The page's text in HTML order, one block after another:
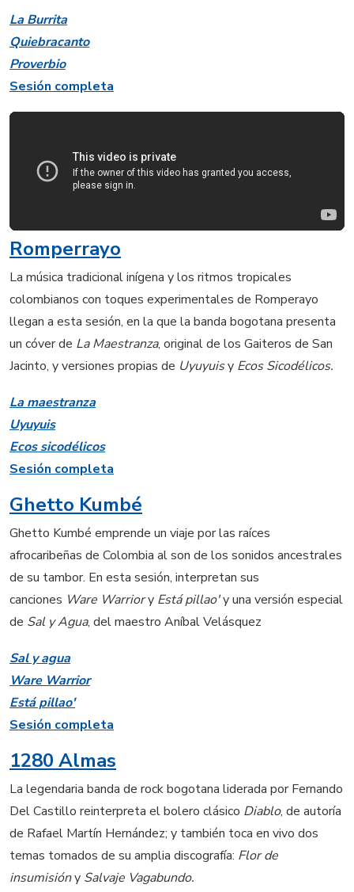
La Burrita
Quiebracanto
Proverbio
Sesión completa
Romperrayo
La música tradicional inígena y los ritmos tropicales
colombianos con toques experimentales de Romperayo
llegan a esta sesión, en la que la banda bogotana presenta
un cóver de La Maestranza, original de los Gaiteros de San
Jacinto, y versiones propias de Uyuyuisy Ecos Sicodélicos.
La maestranza
Uyuyuis
Ecos sicodélicos
Sesión completa
Ghetto Kumbé
Ghetto Kumbé emprende un viaje por las raíces
afrocaribeñas de Colombia al son de los sonidos ancestrales
de su tambor. En esta sesión, interpretan sus
canciones Ware Warriory Está pillao'y una versión especial
de Sal y Agua, del maestro Aníbal Velásquez
Sal y agua
Ware Warrior
Está pillao'
Sesión completa
1280 Almas
La legendaria banda de rock bogotana liderada por Fernando
Del Castillo reinterpreta el bolero clásico Diablo, de autoría
de Rafael Martín Hernández; y también toca en vivo dos
temas tomados de su amplia discografía: Flor de
insumisióny Salvaje Vagabundo.